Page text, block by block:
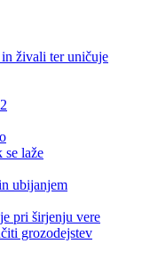
živali ter uničuje
se laže
ubijanjem
pri širjenju vere
grozodejstev